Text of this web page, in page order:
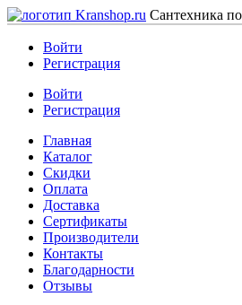
Сантехника
Войти
Регистрация
Войти
Регистрация
Главная
Каталог
Скидки
Оплата
Доставка
Сертификаты
Производители
Контакты
Благодарности
Отзывы